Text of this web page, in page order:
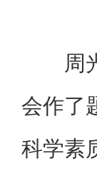
周
会作了
科学素